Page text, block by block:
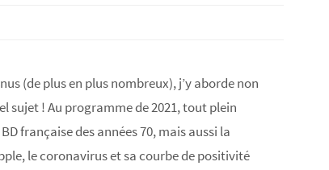
(de plus en plus nombreux), j’y aborde non
sujet ! Au programme de 2021, tout plein
française des années 70, mais aussi la
le coronavirus et sa courbe de positivité